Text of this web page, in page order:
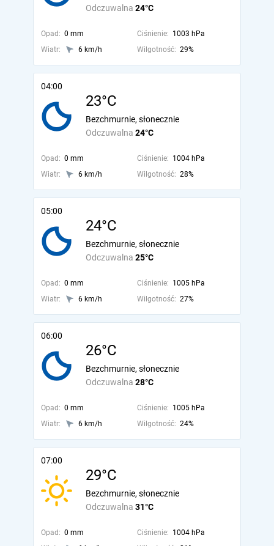
Odczuwalna 24°C
Opad: 0 mm Ciśnienie: 1003 hPa
Wiatr:
6 km/h Wilgotność: 29%
04:00
23°C
Odczuwalna 24°C
Bezchmurnie, słonecznie
Opad: 0 mm Ciśnienie: 1004 hPa
Wiatr:
6 km/h Wilgotność: 28%
05:00
24°C
Odczuwalna 25°C
Bezchmurnie, słonecznie
Opad: 0 mm Ciśnienie: 1005 hPa
Wiatr:
6 km/h Wilgotność: 27%
06:00
26°C
Odczuwalna 28°C
Bezchmurnie, słonecznie
Opad: 0 mm Ciśnienie: 1005 hPa
Wiatr:
6 km/h Wilgotność: 24%
07:00
29°C
Odczuwalna 31°C
Bezchmurnie, słonecznie
Opad: 0 mm Ciśnienie: 1004 hPa